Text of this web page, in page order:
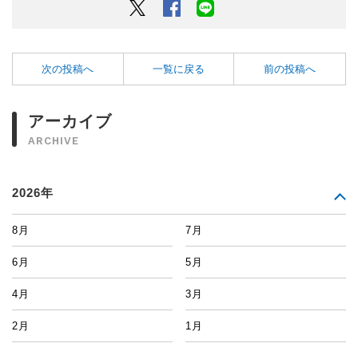
Twitter Facebook
次の投稿へ 一覧に戻る 前の投稿へ
アーカイブ
ARCHIVE
2026年
8月 7月
6月 5月
4月 3月
2月 1月